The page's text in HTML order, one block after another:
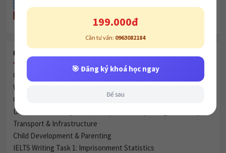
Khóa học
RECENT POSTS
Celebrity Culture & Social Influence
Women & Marriage
Green Spaces vs. Housing
Urbanization & City Life (Đô thị hóa và Cuộc sống thành thị)
Transport & Infrastructure
Child Development & Parenting
IELTS Writing Task 1: Imprisonment Statistics
🎯 Đăng ký khoá học ngay
Để sau